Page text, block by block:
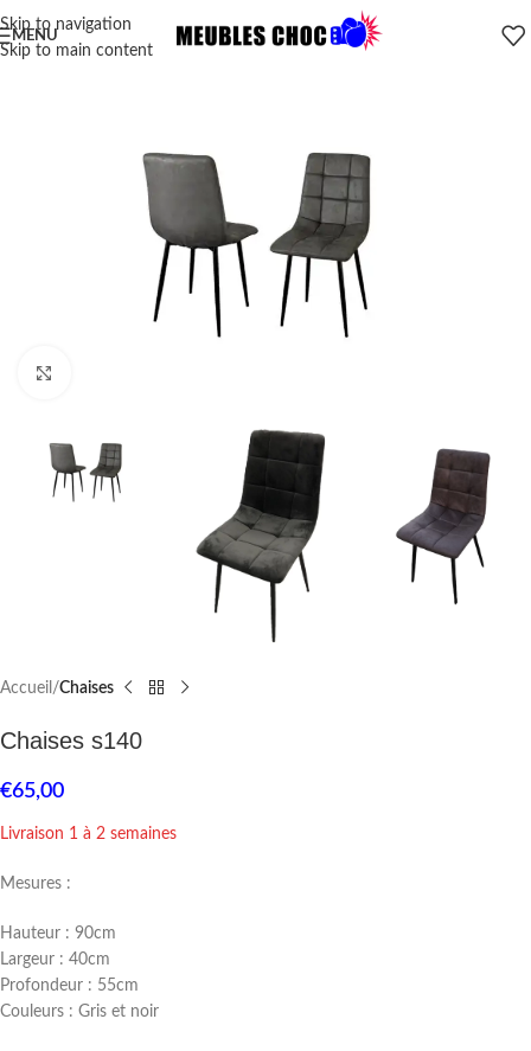
Skip to navigation
Skip to main content
MENU
Accueil Chaises
Chaises s140
€65,00
Livraison 1 à 2 semaines
Mesures :
Hauteur : 90cm
Largeur : 40cm
Profondeur : 55cm
Couleurs : Gris et noir